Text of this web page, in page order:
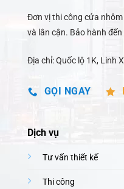
Đơn vị thi công cửa
và lân cận. Bảo hành
Địa chỉ: Quốc lộ 1K, Linh
GỌI NGAY
Dịch vụ
Tư vấn thiết kế
Thi công